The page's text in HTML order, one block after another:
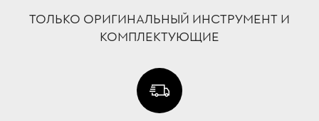
ТОЛЬКО ОРИГИНАЛЬНЫЙ ИНСТРУМЕНТ И
КОМПЛЕКТУЮЩИЕ